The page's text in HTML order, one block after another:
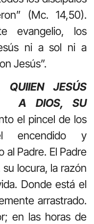
(Mc. 14,50).
evangelio, los
ni a sol ni a
Jesús”.
JESÚS
A DIOS, SU
el pincel de los
encendido y
al Padre. El Padre
locura, la razón
Donde está el
arrastrado.
en las horas de